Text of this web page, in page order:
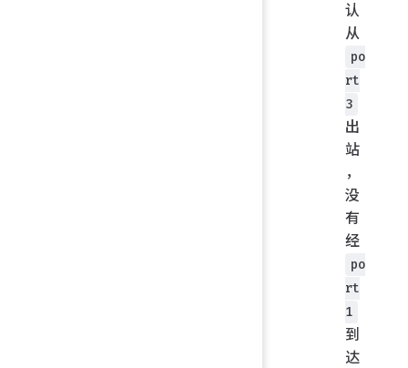
认
从
po
rt
3
出
站
，
没
有
经
po
rt
1
到
达